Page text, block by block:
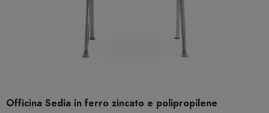
Officina Sedia in ferro zincato e polipropilene